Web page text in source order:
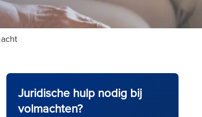
Juridische hulp nodig bij
volmachten?